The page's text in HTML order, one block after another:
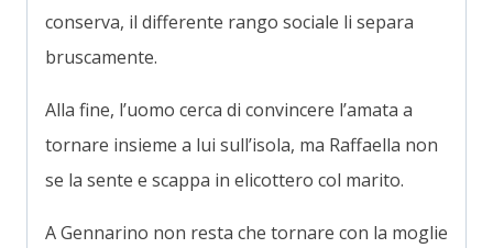
conserva, il differente rango sociale li separa
bruscamente.
Alla fine, l’uomo cerca di convincere l’amata a
tornare insieme a lui sull’isola, ma Raffaella non
se la sente e scappa in elicottero col marito.
A Gennarino non resta che tornare con la moglie